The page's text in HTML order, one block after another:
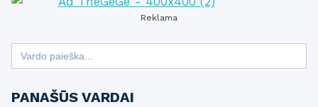
Reklama
Search
for:
PANAŠŪS VARDAI